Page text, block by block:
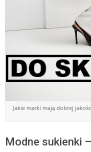
Jakie marki mają dobrej
Modne sukienki